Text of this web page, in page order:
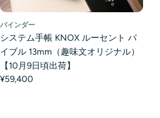
バインダー
システム手帳 KNOX ルーセント バ
イブル 13mm（趣味文オリジナル）
【10月9日頃出荷】
¥59,400